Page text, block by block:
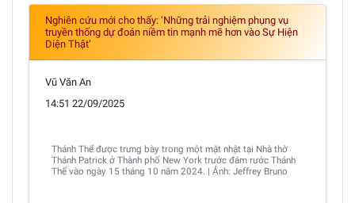
Nghiên cứu mới cho thấy: ‘Những trải nghiệm phụng vụ
truyền thống dự đoán niềm tin mạnh mẽ hơn vào Sự Hiện
Diện Thật’
Vũ Văn An
14:51 22/09/2025
Thánh Thể được trưng bày trong một mặt nhật tại Nhà thờ
Thánh Patrick ở Thành phố New York trước đám rước Thánh
Thể vào ngày 15 tháng 10 năm 2024. | Ảnh: Jeffrey Bruno